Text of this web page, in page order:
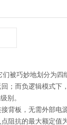
被巧妙地划分为
；而负逻辑模式
别。
背板，无需外部
阻抗的最大额定值为